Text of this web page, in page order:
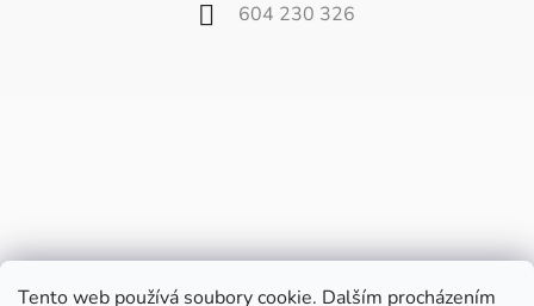
Tento web používá soubory cookie. Dalším procházením
604 230 326